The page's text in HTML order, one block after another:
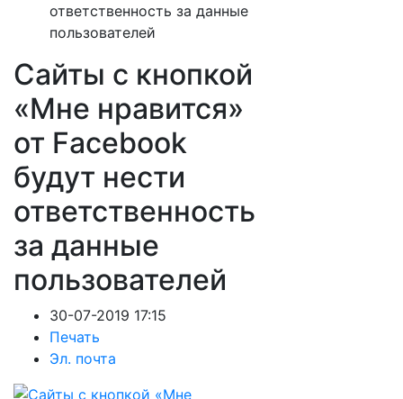
ответственность за данные
пользователей
Сайты с кнопкой
«Мне нравится»
от Facebook
будут нести
ответственность
за данные
пользователей
30-07-2019 17:15
Печать
Эл. почта